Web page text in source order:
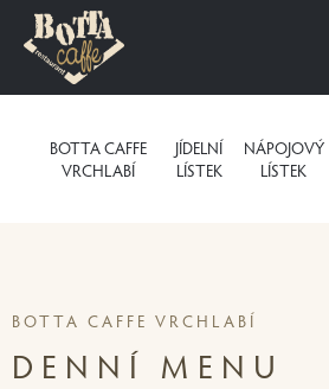
KONTAKT
BOTTA CAFFE
VRCHLABÍ
JÍDELNÍ
LÍSTEK
NÁPOJOVÝ
LÍSTEK
BOTTA CAFFE VRCHLABÍ
DENNÍ MENU